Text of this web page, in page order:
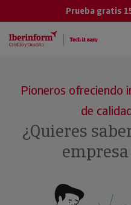
Prueba gratis
Pioneros ofreciendo
de
¿Quieres